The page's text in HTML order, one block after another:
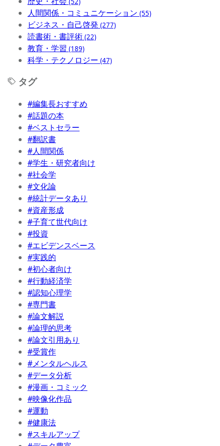
人間関係・コミュニケーション (55)
ビジネス・自己啓発 (277)
読書術・書評術 (22)
教育・学習 (189)
科学・テクノロジー (47)
タグ
#編集長おすすめ
#話題の本
#ベストセラー
#翻訳書
#人間関係
#学生・研究者向け
#社会学
#文化論
#統計データあり
#資産形成
#子育て世代向け
#投資
#エビデンスベース
#実践的
#初心者向け
#行動経済学
#認知心理学
#専門書
#論文解説
#論理的思考
#論文引用あり
#受賞作
#メンタルヘルス
#データ分析
#漫画・コミック
#映像化作品
#運動
#健康法
#スキルアップ